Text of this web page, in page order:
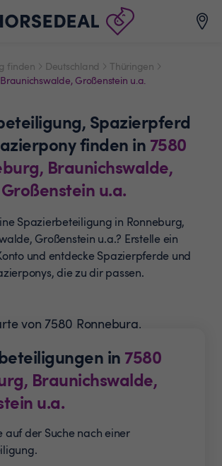
finden Deutschland
Thüringen
Großenstein u.a.
Spazierpferd
finden in 7580
Braunichswalde,
Großenstein u.a.
Spazierbeteiligung in Ronneburg,
Großenstein u.a.? Erstelle ein
und entdecke Spazierpferde und
die zu dir passen.
in 7580
Braunichswalde,
u.a.
auf der Suche nach einer